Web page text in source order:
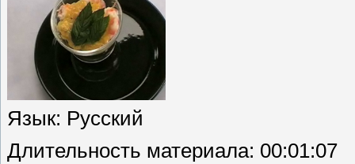
Язык: Русский
Длительность материала: 00:01:07